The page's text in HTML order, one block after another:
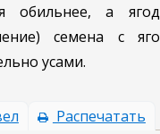
обильнее, а
семена с
усами.
Распечатать